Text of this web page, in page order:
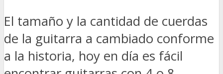
El tamaño y la cantidad de cuerdas
de la guitarra a cambiado conforme
a la historia, hoy en día es fácil